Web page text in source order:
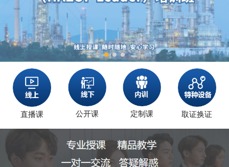
直播课 公开课 定制课 取证换证